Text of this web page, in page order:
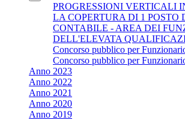
PROGRESSIONI VERTICALI
LA COPERTURA DI 1 POSTO
CONTABILE - AREA DEI
DELL'ELEVATA
Concorso pubblico per
Concorso pubblico per
Anno 2023
Anno 2022
Anno 2021
Anno 2020
Anno 2019